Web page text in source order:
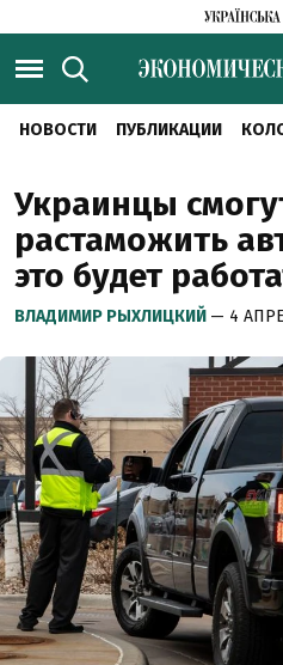
НОВОСТИ ПУБЛИКАЦИИ
Украинцы
растаможить
это будет
ВЛАДИМИР РЫХЛИЦКИЙ — 4